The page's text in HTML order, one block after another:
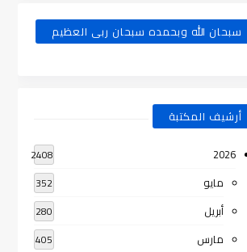
سبحان الله وبحمده سبحان ربى العظيم
أرشيف المكتبة
2026
2408
مايو 352
أبريل 280
مارس 405